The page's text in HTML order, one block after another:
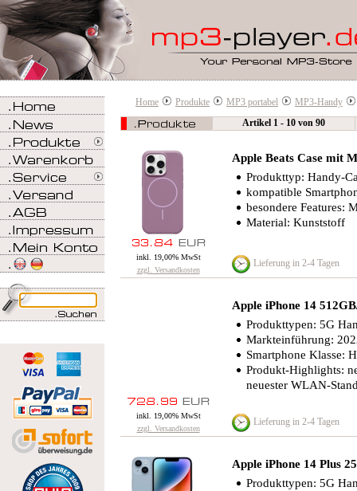
Home Produkte MP3 portabel
MP3-Handy
Artikel 1 - 10 von 90
Apple Beats Case mit
Produkttyp: Handy-
kompatible
besondere Features:
Material: Kunststoff
inkl. 19,00% MwSt
zzgl. Versandkosten
Lieferung in 2-4 Tagen
Apple iPhone 14
Produkttypen: 5G
Markteinführung:
Smartphone Klasse:
Produkt-Highlights:
neuester WLAN-
inkl. 19,00% MwSt
zzgl. Versandkosten
Lieferung in 2-4 Tagen
Apple iPhone 14 Plus
Produkttypen: 5G